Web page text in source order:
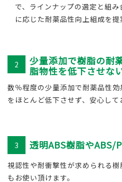
で、ラインナップの選定と組
に応じた耐薬品性向上組成を提
2
少量添加で樹脂の耐
脂物性を低下させな
数％程度の少量添加で耐薬品性
をほとんど低下させず、安心して
3 透明ABS樹脂やABS/
視認性や耐衝撃性が求められる
もお使い頂けます。